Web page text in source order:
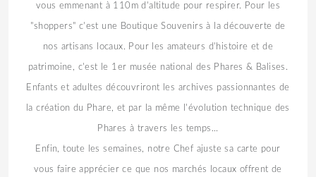
vous emmenant à 110m d'altitude pour respirer. Pour les
"shoppers" c'est une Boutique Souvenirs à la découverte de
nos artisans locaux. Pour les amateurs d'histoire et de
patrimoine, c'est le 1er musée national des Phares & Balises.
Enfants et adultes découvriront les archives passionnantes de
la création du Phare, et par la même l'évolution technique des
Phares à travers les temps...
Enfin, toute les semaines, notre Chef ajuste sa carte pour
vous faire apprécier ce que nos marchés locaux offrent de